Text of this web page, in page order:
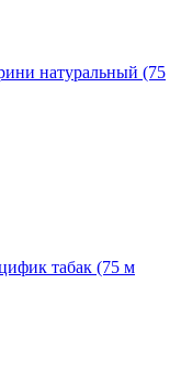
натуральный (75
табак (75 м